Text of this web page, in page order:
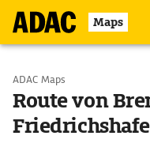
Maps
Start wählen
Ziel eingeben
ADAC Maps
Route von